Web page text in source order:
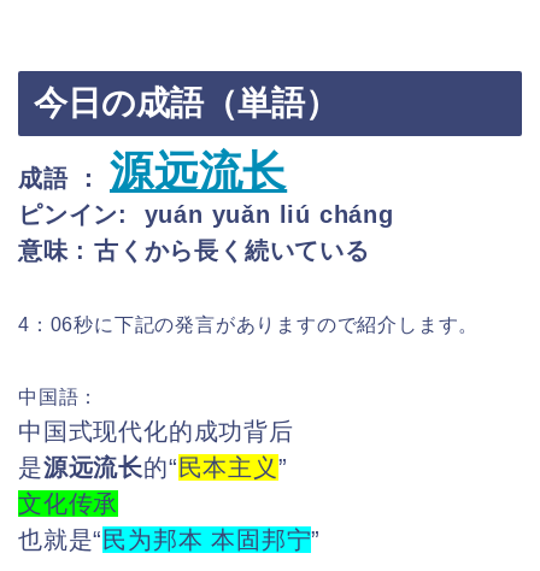
今日の成語（単語）
成語 ： 源远流长
ピンイン: yuán yuǎn liú cháng
意味 : 古くから長く続いている
4：06秒に下記の発言がありますので紹介します。
中国語：
中国式现代化的成功背后
是源远流长的“ 民本主义”
文化传承
也就是“ 民为邦本 本固邦宁”